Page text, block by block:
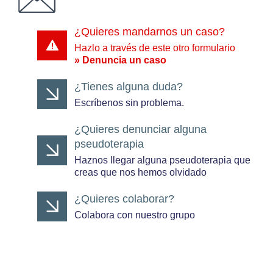
¿Quieres mandarnos un caso?
Hazlo a través de este otro formulario
» Denuncia un caso
¿Tienes alguna duda?
Escríbenos sin problema.
¿Quieres denunciar alguna
pseudoterapia
Haznos llegar alguna pseudoterapia que
creas que nos hemos olvidado
¿Quieres colaborar?
Colabora con nuestro grupo